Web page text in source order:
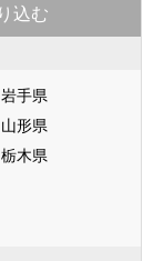
込む
岩手県
山形県
栃木県